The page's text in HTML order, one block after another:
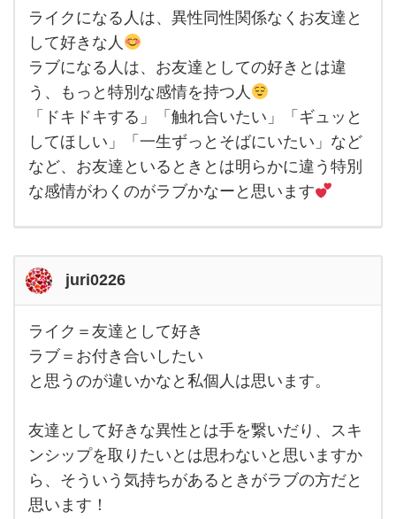
ライ
クに
なる
人
は、
異性
同性
関係
なく
お友
達と
して
好き
ライクになる人は、異性同性関係なくお友達と
して好きな人
ラブになる人は、お友達としての好きとは違
う、もっと特別な感情を持つ人
「ドキドキする」「触れ合いたい」「ギュッと
してほしい」「一生ずっとそばにいたい」など
など、お友達といるときとは明らかに違う特別
な感情がわくのがラブかなーと思います
juri0226
ラ
イ
ク
＝
と
し
て
好
き
ラ
ブ
ライク＝友達として好き
ラブ＝お付き合いしたい
と思うのが違いかなと私個人は思います。
友達として好きな異性とは手を繋いだり、スキ
ンシップを取りたいとは思わないと思いますか
ら、そういう気持ちがあるときがラブの方だと
思います！